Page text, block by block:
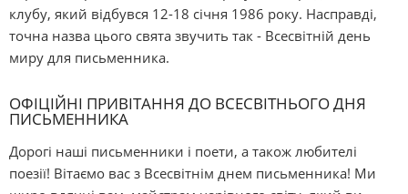
клубу, який відбувся 12-18 січня 1986 року. Насправді,
точна назва цього свята звучить так - Всесвітній день
миру для письменника.
ОФІЦІЙНІ ПРИВІТАННЯ ДО ВСЕСВІТНЬОГО ДНЯ
ПИСЬМЕННИКА
Дорогі наші письменники і поети, а також любителі
поезії! Вітаємо вас з Всесвітнім днем письменника! Ми